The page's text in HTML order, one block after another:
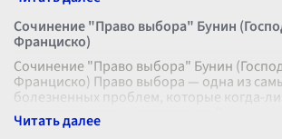
Сочинение "Право выбора" Бунин
Франциско)
Сочинение "Право выбора" Бунин
Франциско) Право выбора — одна из
болезненных проблем, которые когда-
человеческого существования. В